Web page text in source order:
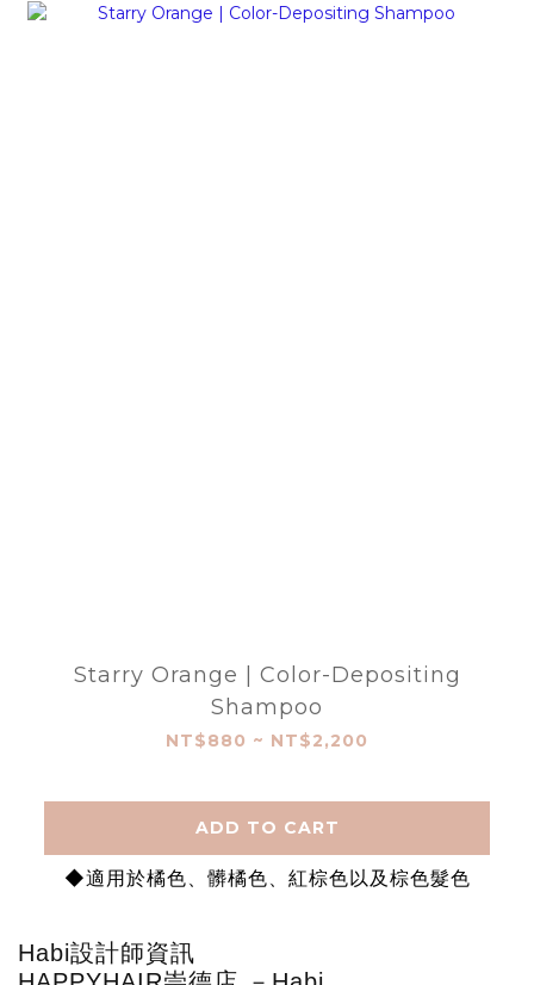
Starry Orange | Color-Depositing
Shampoo
NT$880 ~ NT$2,200
ADD TO CART
◆適用於橘色、髒橘色、紅棕色以及棕色髮色
Habi設計師資訊